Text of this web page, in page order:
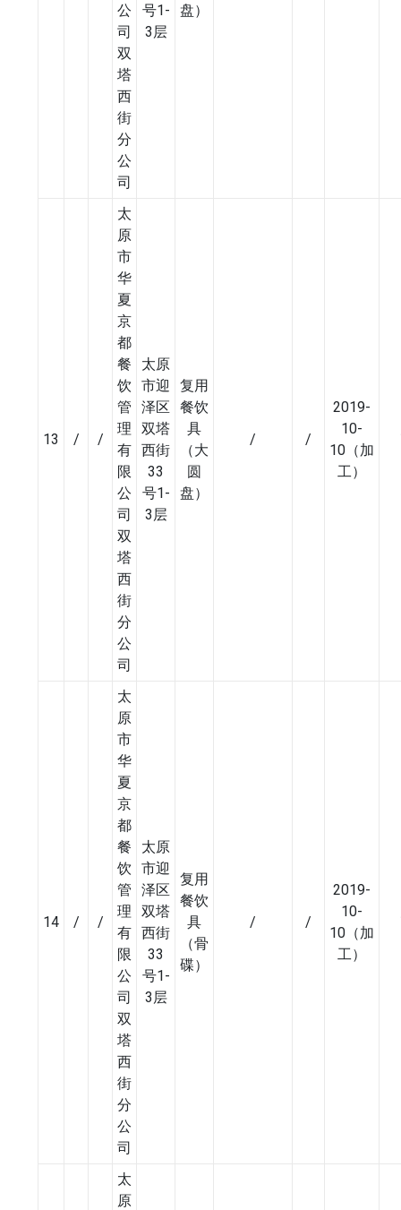
公
司
双
塔
西
街
分
公
司
号1-
3层
盘）
13 / /
太
原
市
华
夏
京
都
餐
饮
管
理
有
限
公
司
双
塔
西
街
分
公
司
太原
市迎
泽区
双塔
西街
33
号1-
3层
复用
餐饮
具
（大
圆
盘）
/ /
2019-
10-
10（加
工）
14 / /
太
原
市
华
夏
京
都
餐
饮
管
理
有
限
公
司
双
塔
西
街
分
公
司
太原
市迎
泽区
双塔
西街
33
号1-
3层
复用
餐饮
具
（骨
碟）
/ /
2019-
10-
10（加
工）
太
原